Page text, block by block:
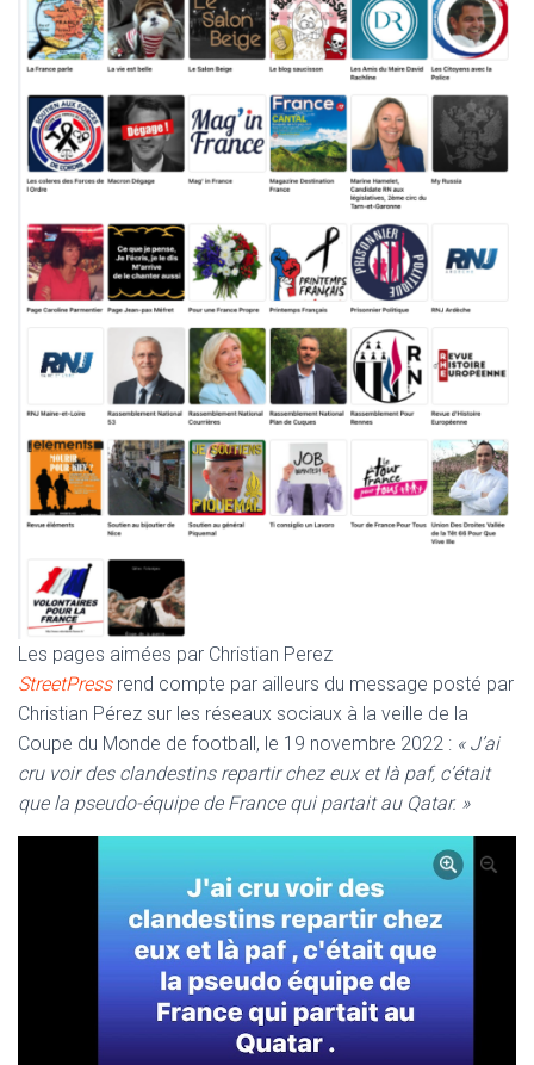
Les pages aimées par Christian Perez
StreetPressrend compte par ailleurs du message posté par
Christian Pérez sur les réseaux sociaux à la veille de la
Coupe du Monde de football, le 19 novembre 2022 : « J’ai
cru voir des clandestins repartir chez eux et là paf, c’était
que la pseudo-équipe de France qui partait au Qatar. »